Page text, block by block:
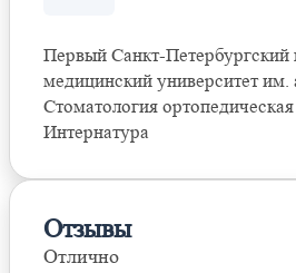
Первый Санкт-Петербургский
медицинский университет
Стоматология ортопедическая
Интернатура
Отзывы
Отлично